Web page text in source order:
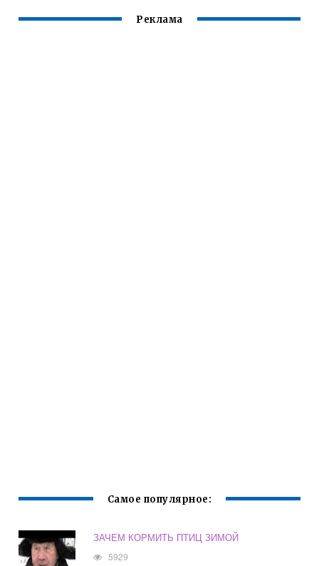
Реклама
Самое популярное:
ЗАЧЕМ КОРМИТЬ ПТИЦ ЗИМОЙ
5929